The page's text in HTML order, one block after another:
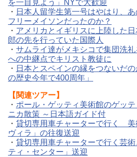
を一目見よう」NYで大歓迎
・ 日本人留学生第一号はやはり、
フリーメイソンだったのか？
・ アメリカとイギリスに上陸した
郎の先を行っていた国際人
・ サムライ達がメキシコで集団洗
への中継点でキリスト教徒に
・ 日本とスペインの縁をつないだ
の歴史今年で400周年」
【関連ツアー】
・ ポール・ゲッティ美術館のゲッ
ニカ散策 ～日本語ガイド付
・ 貸切専用車チャーターで行く 美
ヴィラ」の往復送迎
・ 貸切専用車チャーターで行く芸
ティ・センター」送迎